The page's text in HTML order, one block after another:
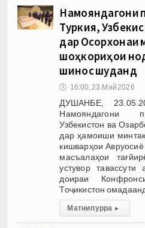
Намояндагони
Туркия,
дар Осорхонаи
шоҳкориҳои
шинос шуданд
🕔 16:00, 23.Май 2026
ДУШАНБЕ,
Намояндагони
Узбекистон ва
дар ҳамоиши
кишварҳои
масъалаҳои
устувор
доираи
Тоҷикистон
Матни пурра ▸